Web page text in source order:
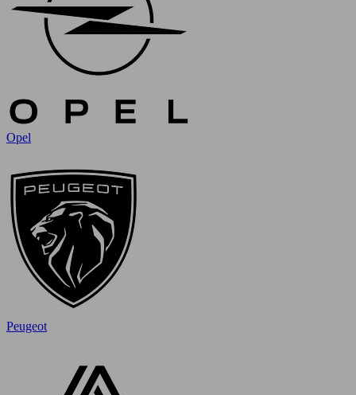
Opel
Peugeot